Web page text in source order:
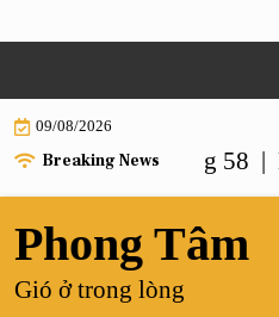
to
content
09/08/2026
Breaking News
– Chương 58 |
Phong Tâm
Gió ở trong lòng